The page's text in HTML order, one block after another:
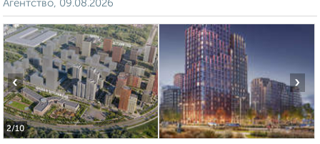
Агентство, 09.08.2026
2/10
‹ ›